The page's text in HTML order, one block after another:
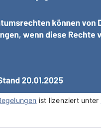
ist lizenziert unter